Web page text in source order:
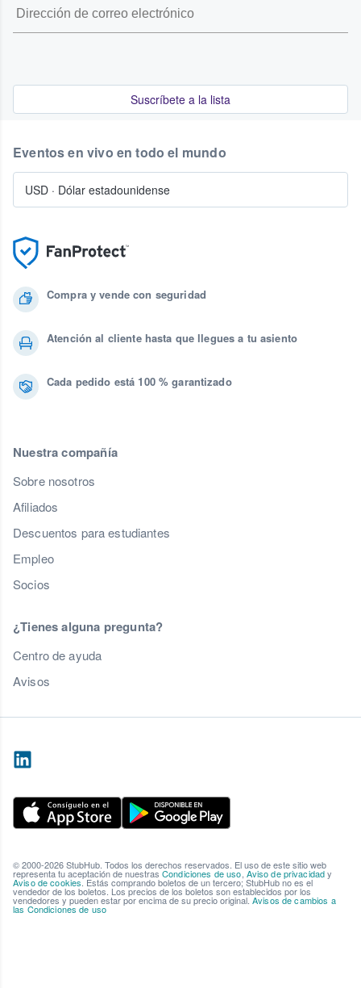
Suscríbete a la lista
Compra y vende con seguridad
Atención al cliente hasta que llegues a tu asiento
Cada pedido está 100 % garantizado
Nuestra compañía
Sobre nosotros
Afiliados
Descuentos para estudiantes
Empleo
Socios
¿Tienes alguna pregunta?
Centro de ayuda
Avisos
Eventos en vivo en todo el mundo
USD · Dólar estadounidense
© 2000-2026 StubHub. Todos los derechos reservados. El uso de este sitio web
representa tu aceptación de nuestras Condiciones de uso, Aviso de privacidady
Aviso de cookies. Estás comprando boletos de un tercero; StubHub no es el
vendedor de los boletos. Los precios de los boletos son establecidos por los
vendedores y pueden estar por encima de su precio original. Avisos de cambios a
las Condiciones de uso